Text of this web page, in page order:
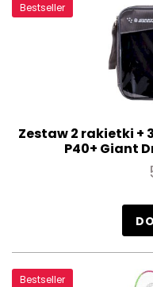
Bestseller
Zestaw 2 rakietki +
P40+ Giant
Bestseller